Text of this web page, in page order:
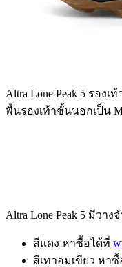
Altra Lone Peak 5 รอ
พื้นรองเท้าชั้นนอกเป็น
Altra Lone Peak 5 มีวา
สีแดง หาซื้อได้ที่
สีเทาอมเขียว หา